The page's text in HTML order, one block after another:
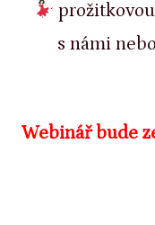
s námi
Webinář bude